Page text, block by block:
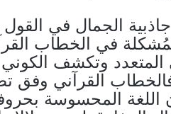
الجمال في القول
في الخطاب
المتعدد وتكشف
فالخطاب القرآني
اللغة المحسوسة